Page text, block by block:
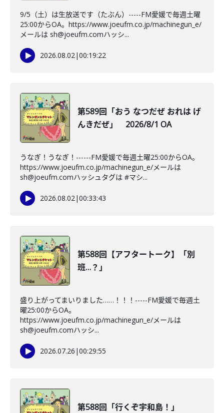
9/5（土）は生放送です（たぶん）-----FM愛媛で毎週土曜
25:00からOA。https://www.joeufm.co.jp/machinegun_e/
メールは sh@joeufm.comハッシ...
2026.08.02|00:19:22
第589回「おう なつだぜ おれは げ
んきだぜ」 2026/8/1 OA
うなぎ！うなぎ！------FM愛媛で毎週土曜25:00からOA。
https://www.joeufm.co.jp/machinegun_e/メールは
sh@joeufm.comハッシュタグは #マシ...
2026.08.02|00:33:43
第588回【アフタートーク】「別
班…？」
盛り上がってまいりました……！！！-----FM愛媛で毎週土
曜25:00からOA。
https://www.joeufm.co.jp/machinegun_e/メールは
sh@joeufm.comハッシ...
2026.07.26 |00:29:55
第588回「行くぞ宇和島！」